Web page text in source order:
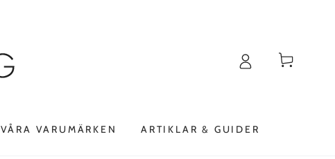
VÅRA VARUMÄRKEN ARTIKLAR & GUIDER
Varukorg